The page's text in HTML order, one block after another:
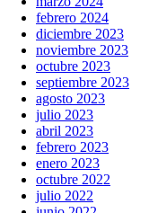
febrero 2024
diciembre 2023
noviembre 2023
octubre 2023
septiembre 2023
agosto 2023
julio 2023
abril 2023
febrero 2023
enero 2023
octubre 2022
julio 2022